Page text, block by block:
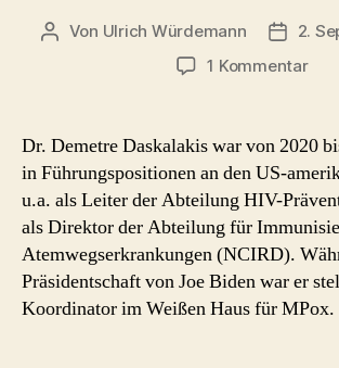
Beitragsautor
Von Ulrich Würdemann
2.
1 Kommentarzu
Dr.
Dr. Demetre Daskalakis war von 2020
in Führungspositionen an den US-
u.a. als Leiter der Abteilung HIV-
als Direktor der Abteilung für
Atemwegserkrankungen (NCIRD).
Präsidentschaft von Joe Biden war er
Koordinator im Weißen Haus für MPox.